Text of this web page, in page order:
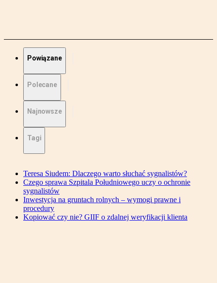
Powiązane
Polecane
Najnowsze
Tagi
Teresa Siudem: Dlaczego warto słuchać sygnalistów?
Czego sprawa Szpitala Południowego uczy o ochronie
sygnalistów
Inwestycja na gruntach rolnych – wymogi prawne i
procedury
Kopiować czy nie? GIIF o zdalnej weryfikacji klienta